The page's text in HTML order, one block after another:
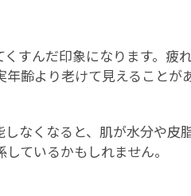
すんだ印象になります。
齢より老けて見えることが
なくなると、肌が水分や
ているかもしれません。